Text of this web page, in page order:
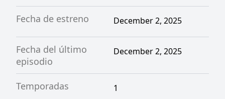
Fecha de estreno December 2, 2025
Fecha del último
episodio
December 2, 2025
Temporadas 1